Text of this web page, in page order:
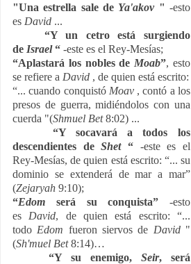
"Una estrella sale de Ya'akov" -esto
es David ...
“Y un cetro está surgiendo
de Israel“ -este es el Rey-Mesías;
“Aplastará los nobles de Moab”, esto
se refiere a David , de quien está escrito:
“... cuando conquistó Moav, contó a los
presos de guerra, midiéndolos con una
cuerda "(Shmuel Bet8:02) ...
“Y socavará a todos los
descendientes deShet“ -este es el
Rey-Mesías, de quien está escrito: “... su
dominio se extenderá de mar a mar”
(Zejaryah 9:10);
“Edom será su conquista” -esto
es David, de quien está escrito: “...
todo Edom fueron siervos de David"
(Sh'muel Bet8:14)…
“Y su enemigo, Seir, será